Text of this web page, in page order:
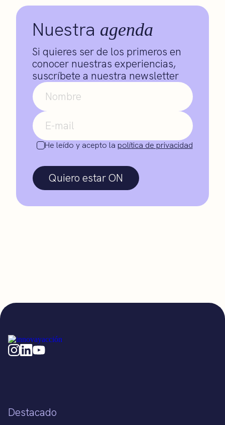
Nuestra agenda
Si quieres ser de los primeros en
conocer nuestras experiencias,
suscríbete a nuestra newsletter
He leído y acepto la política de privacidad
Quiero estar ON
Destacado